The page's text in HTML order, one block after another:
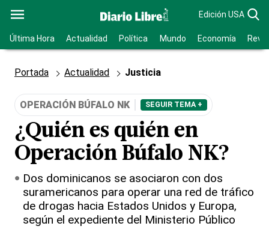
Edición USA
Última Hora Actualidad Política Mundo Economía
Portada Actualidad Justicia
OPERACIÓN BÚFALO NK SEGUIR TEMA +
¿Quién es quién en
Operación Búfalo NK?
Dos dominicanos se asociaron con dos
suramericanos para operar una red de tráfico
de drogas hacia Estados Unidos y Europa,
según el expediente del Ministerio Público